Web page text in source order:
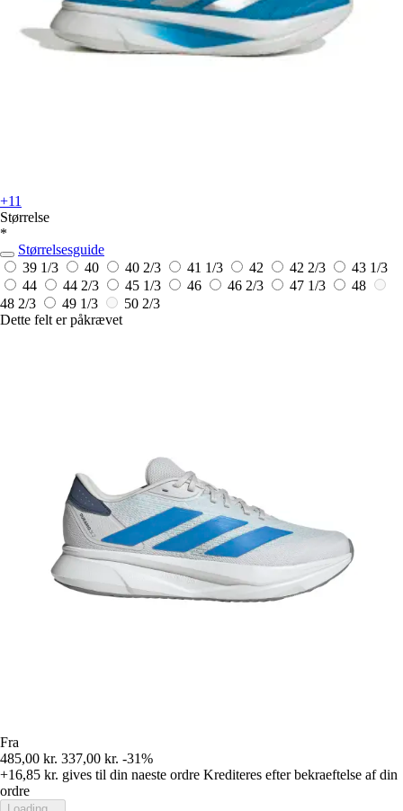
+11
Størrelse
*
Størrelsesguide
39 1/3
40 40 2/3 41 1/3 42 42 2/3
43 1/3
44
44 2/3 45 1/3 46 46 2/3 47 1/3
48
48 2/3
49 1/3
50 2/3
Dette felt er påkrævet
Fra
485,00 kr. 337,00 kr. -31%
+16,85 kr. gives til din naeste ordre Krediteres efter bekraeftelse af din
ordre